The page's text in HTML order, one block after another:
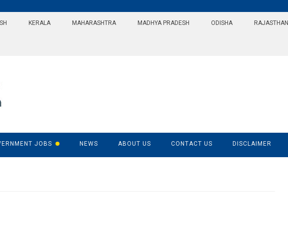
KERALA MAHARASHTRA MADHYA PRADESH ODISHA RAJASTHAN
JOBS NEWS ABOUT US CONTACT US DISCLAIMER